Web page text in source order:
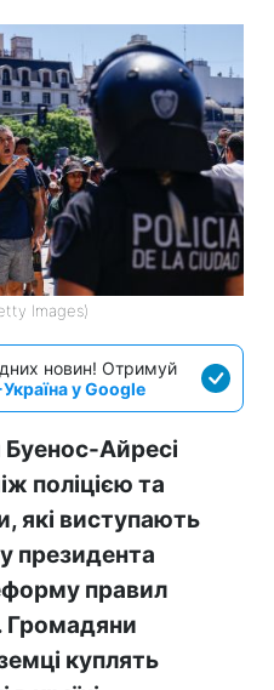
Images)
новин! Отримуй
у Google
Айресі
поліцією та
які виступають
президента
правил
Громадяни
куплять